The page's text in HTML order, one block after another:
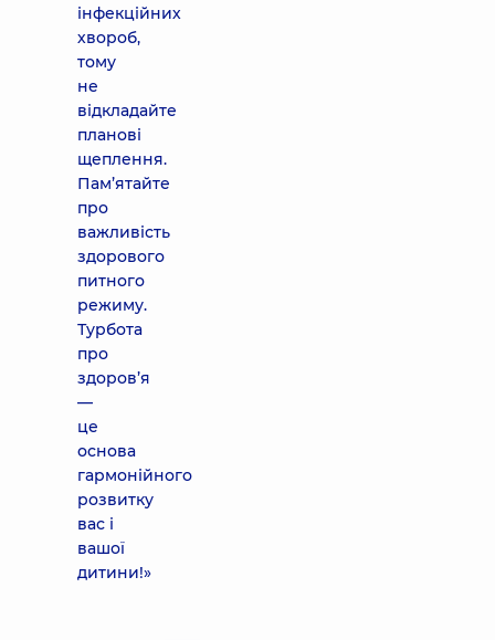
інфекційних
хвороб,
тому
не
відкладайте
планові
щеплення.
Пам’ятайте
про
важливість
здорового
питного
режиму.
Турбота
про
здоров’я
—
це
основа
гармонійного
розвитку
вас і
вашої
дитини!»